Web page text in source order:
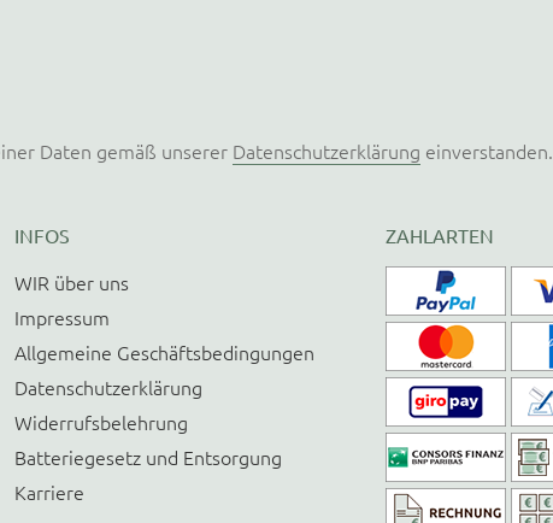
Daten gemäß unserer Datenschutzerklärung einverstanden.
INFOS
WIR über uns
Impressum
Allgemeine Geschäftsbedingungen
Datenschutzerklärung
Widerrufsbelehrung
Batteriegesetz und Entsorgung
Karriere
ZAHLARTEN